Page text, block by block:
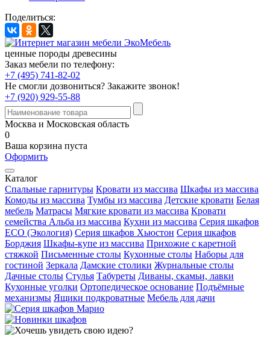
Поделиться:
ценные породы древесины
Заказ мебели по телефону:
+7 (495) 741-82-02
Не смогли дозвониться? Закажите звонок!
+7 (920) 929-55-88
Москва и Московская область
0
Ваша корзина пуста
Оформить
Каталог
Спальные гарнитуры Кровати из массива Шкафы из массива
Комоды из массива Тумбы из массива Детские кровати Белая
мебель Матрасы Мягкие кровати из массива Кровати
семейства Альба из массива Кухни из массива Серия шкафов
ECO (Экология) Серия шкафов Хьюстон Серия шкафов
Борджия Шкафы-купе из массива Прихожие с каретной
стяжкой Письменные столы Кухонные столы Наборы для
гостиной Зеркала Дамские столики Журнальные столы
Дачные столы Стулья Табуреты Диваны, скамьи, лавки
Кухонные уголки Ортопедическое основание Подъёмные
механизмы Ящики подкроватные Мебель для дачи